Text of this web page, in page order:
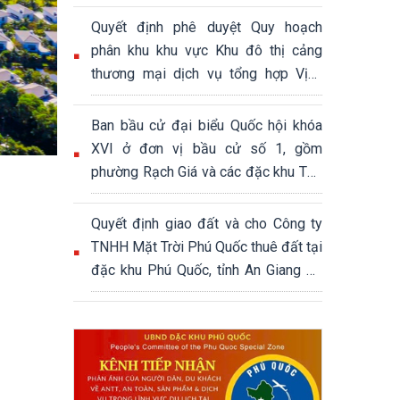
Quyết định phê duyệt Quy hoạch
phân khu khu vực Khu đô thị cảng
thương mại dịch vụ tổng hợp Vịnh
Đầm, đặc khu Phú Quốc, tỉnh An
Giang, tỷ lệ 1/2000, quy mô khoảng
339,04 ha
Ban bầu cử đại biểu Quốc hội khóa
XVI ở đơn vị bầu cử số 1, gồm
phường Rạch Giá và các đặc khu Thổ
Châu, Phú Quốc
Quyết định giao đất và cho Công ty
TNHH Mặt Trời Phú Quốc thuê đất tại
đặc khu Phú Quốc, tỉnh An Giang để
thực hiện Dự án Khu đô thị hỗn hợp